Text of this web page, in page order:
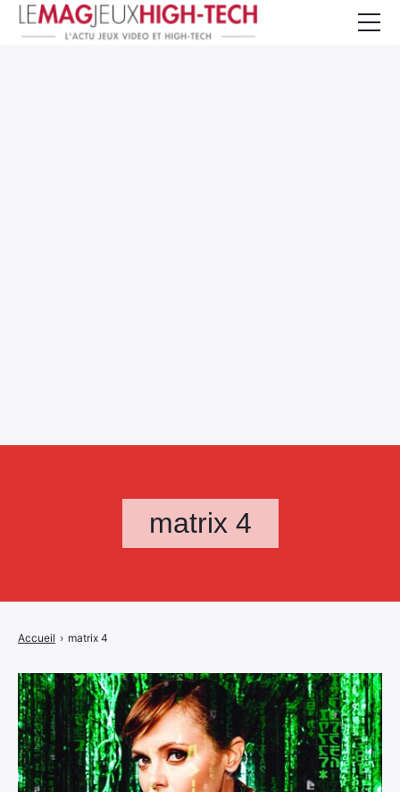
matrix 4
Accueil › matrix 4